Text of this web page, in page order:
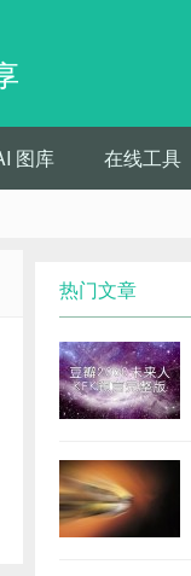
图库 在线工具
热门文章